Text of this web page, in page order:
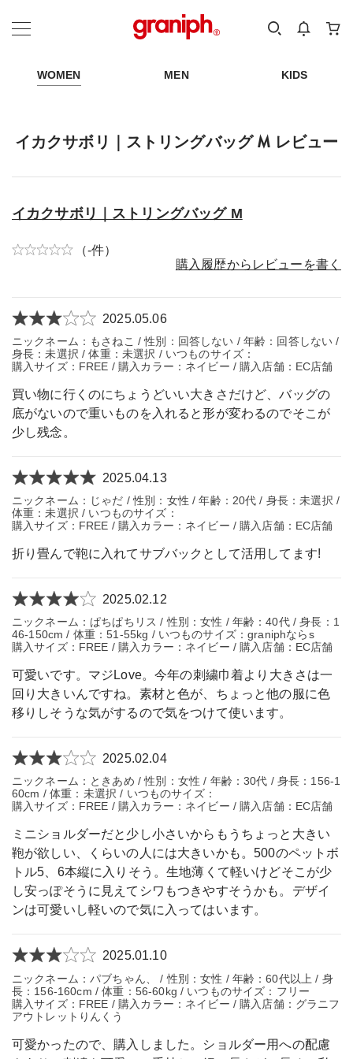
カテゴリーから探す
WOMEN MEN KIDS
イカクサボリ｜ストリングバッグ M レビュー
イカクサボリ｜ストリングバッグ M
（-件）
購入履歴からレビューを書く
2025.05.06
ニックネーム：もさねこ / 性別：回答しない / 年齢：回答しない /
身長：未選択 / 体重：未選択 / いつものサイズ：
購入サイズ：FREE / 購入カラー：ネイビー / 購入店舗：EC店舗
買い物に行くのにちょうどいい大きさだけど、バッグの
底がないので重いものを入れると形が変わるのでそこが
少し残念。
2025.04.13
ニックネーム：じゃだ / 性別：女性 / 年齢：20代 / 身長：未選択 /
体重：未選択 / いつものサイズ：
購入サイズ：FREE / 購入カラー：ネイビー / 購入店舗：EC店舗
折り畳んで鞄に入れてサブバックとして活用してます!
2025.02.12
ニックネーム：ぱちぱちリス / 性別：女性 / 年齢：40代 / 身長：1
46-150cm / 体重：51-55kg / いつものサイズ：graniphならs
購入サイズ：FREE / 購入カラー：ネイビー / 購入店舗：EC店舗
可愛いです。マジLove。今年の刺繍巾着より大きさは一
回り大きいんですね。素材と色が、ちょっと他の服に色
移りしそうな気がするので気をつけて使います。
2025.02.04
ニックネーム：ときあめ / 性別：女性 / 年齢：30代 / 身長：156-1
60cm / 体重：未選択 / いつものサイズ：
購入サイズ：FREE / 購入カラー：ネイビー / 購入店舗：EC店舗
ミニショルダーだと少し小さいからもうちょっと大きい
鞄が欲しい、くらいの人には大きいかも。500のペットボ
トル5、6本縦に入りそう。生地薄くて軽いけどそこが少
し安っぽそうに見えてシワもつきやすそうかも。デザイ
ンは可愛いし軽いので気に入ってはいます。
2025.01.10
ニックネーム：パブちゃん、 / 性別：女性 / 年齢：60代以上 / 身
長：156-160cm / 体重：56-60kg / いつものサイズ：フリー
購入サイズ：FREE / 購入カラー：ネイビー / 購入店舗：グラニフ
アウトレットりんくう
可愛かったので、購入しました。ショルダー用への配慮